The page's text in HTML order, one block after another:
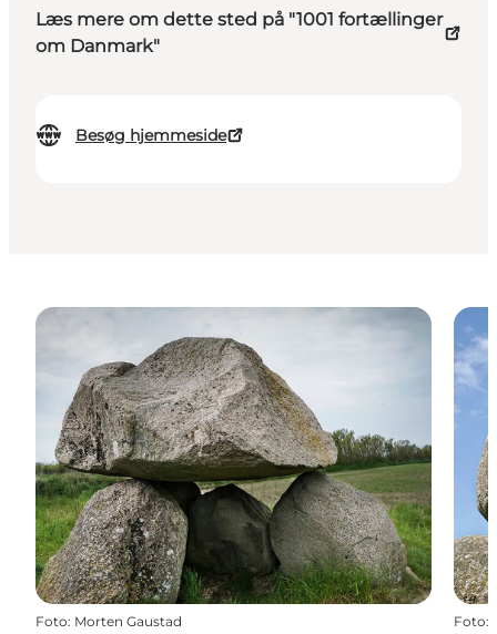
Læs mere om dette sted på "1001 fortællinger
om Danmark"
Besøg hjemmeside
Foto: Morten Gaustad Foto: